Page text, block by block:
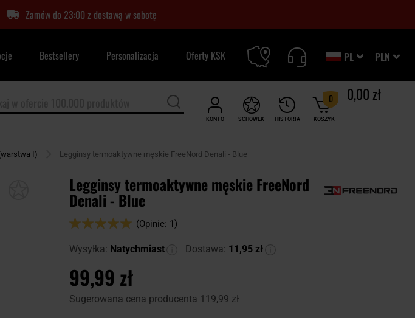
Zamów do 23:00 z dostawą w sobotę
PLN
PL
Bestsellery Personalizacja Oferty KSK
KONTO HISTORIA
SCHOWEK KOSZYK
0 0,00 zł
I) Legginsy termoaktywne męskie FreeNord Denali - Blue
Legginsy termoaktywne męskie FreeNord
Denali - Blue
Ocena:
(Opinie: 1)
Wysyłka: Natychmiast Dostawa: 11,95 zł
99,99 zł
Sugerowana cena producenta 119,99 zł